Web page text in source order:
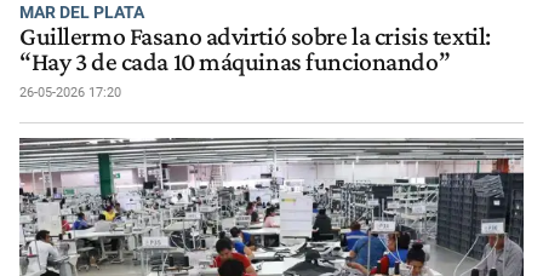
MAR DEL PLATA
Guillermo Fasano advirtió sobre la crisis textil:
“Hay 3 de cada 10 máquinas funcionando”
26-05-2026 17:20